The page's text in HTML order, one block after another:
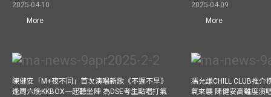
2025-04-10
More
2025-04-09
More
陳健安「M+夜不同」首次演唱新歌《不遲不早》
逢周六晚KKBOX一起聽坐陣 為DSE考生點唱打氣
馮允謙CHILL CLUB推介
氣來襲 陳健安高難度演